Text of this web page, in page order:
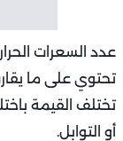
تختلف القيمة
أو التوابل.